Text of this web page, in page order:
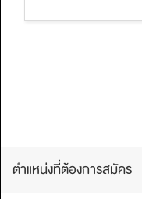
ตำแหน่งที่ต้องการสมัคร